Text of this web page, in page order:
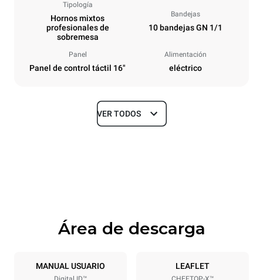
Tipología
Hornos mixtos
profesionales de
sobremesa
Bandejas
10 bandejas GN 1/1
Panel
Panel de control táctil 16"
Alimentación
eléctrico
Tamaños
Especificaciones de la bandeja
10 GN 1/1
VER TODOS
Área de descarga
MANUAL USUARIO LEAFLET